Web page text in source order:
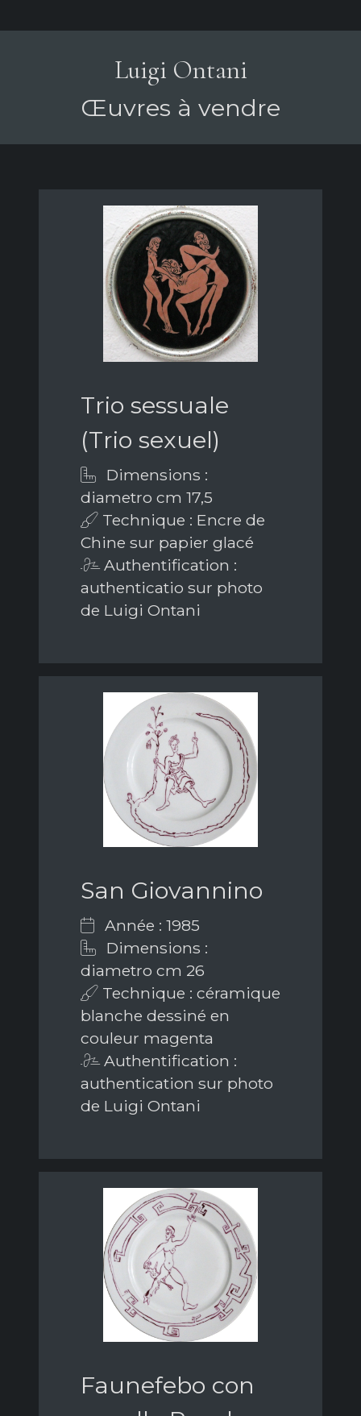
Luigi Ontani
Œuvres à vendre
Trio sessuale
(Trio sexuel)
Dimensions :
diametro cm 17,5
Technique : Encre de
Chine sur papier glacé
Authentification :
authenticatio sur photo
de Luigi Ontani
San Giovannino
Année : 1985
Dimensions :
diametro cm 26
Technique : céramique
blanche dessiné en
couleur magenta
Authentification :
authentication sur photo
de Luigi Ontani
Faunefebo con